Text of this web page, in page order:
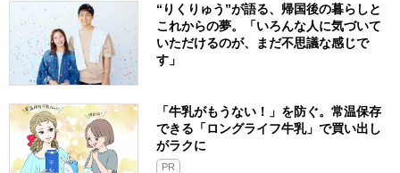
“りくりゅう”が語る、帰国後の暮らしと
これからの夢。「いろんな人に気づいて
いただけるのが、まだ不思議な感じで
す」
「牛乳がもうない！」を防ぐ。常温保存
できる「ロングライフ牛乳」で買い出し
がラクに
PR